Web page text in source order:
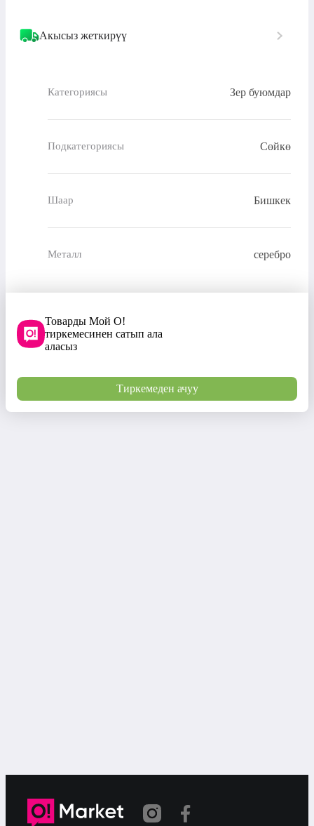
Акысыз жеткирүү
Категориясы Зер буюмдар
Подкатегориясы Сөйкө
Шаар Бишкек
Металл серебро
Товарды Мой О!
тиркемесинен сатып ала
аласыз
Тиркемеден ачуу